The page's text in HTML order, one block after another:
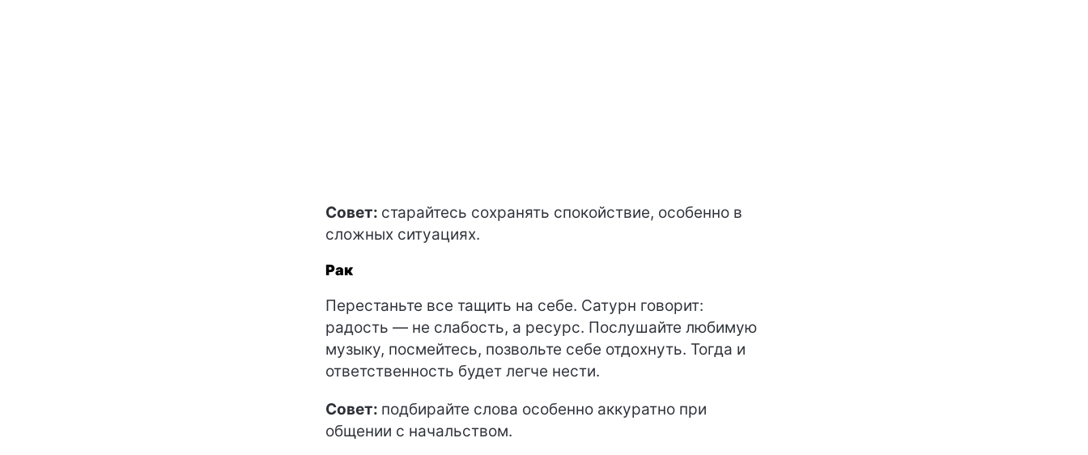
Совет: старайтесь сохранять спокойствие, особенно в
сложных ситуациях.
Рак
Перестаньте все тащить на себе. Сатурн говорит:
радость — не слабость, а ресурс. Послушайте любимую
музыку, посмейтесь, позвольте себе отдохнуть. Тогда и
ответственность будет легче нести.
Совет: подбирайте слова особенно аккуратно при
общении с начальством.